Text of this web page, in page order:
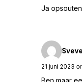
Ja opsouten
21 juni 2023